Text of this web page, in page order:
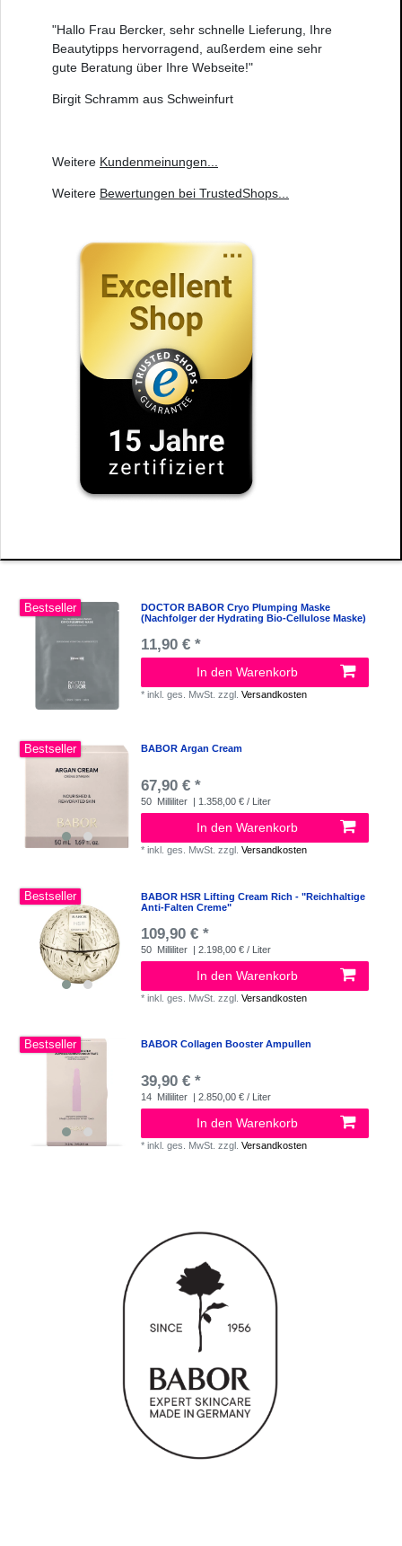
"Hallo Frau Bercker, sehr schnelle Lieferung, Ihre
Beautytipps hervorragend, außerdem eine sehr
gute Beratung über Ihre Webseite!"
Birgit Schramm aus Schweinfurt
Weitere Kundenmeinungen
Weitere Bewertungen bei TrustedShops
Bestseller
DOCTOR BABOR Cryo Plumping Maske
(Nachfolger der Hydrating Bio-Cellulose Maske)
11,90 € *
In den Warenkorb
*inkl. ges. MwSt. zzgl.Versandkosten
Bestseller BABOR Argan Cream
67,90 € *
50 Milliliter | 1.358,00 € / Liter
In den Warenkorb
*inkl. ges. MwSt. zzgl.Versandkosten
Bestseller
BABOR HSR Lifting Cream Rich - "Reichhaltige
Anti-Falten Creme"
109,90 € *
50 Milliliter | 2.198,00 € / Liter
In den Warenkorb
*inkl. ges. MwSt. zzgl.Versandkosten
Bestseller BABOR Collagen Booster Ampullen
39,90 € *
14 Milliliter | 2.850,00 € / Liter
In den Warenkorb
*inkl. ges. MwSt. zzgl.Versandkosten